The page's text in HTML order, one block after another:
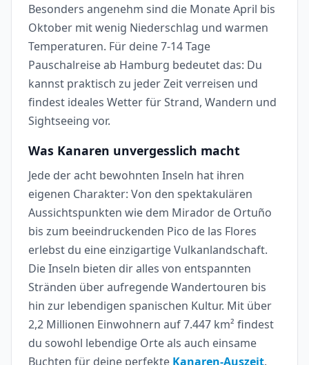
Besonders angenehm sind die Monate April bis
Oktober mit wenig Niederschlag und warmen
Temperaturen. Für deine 7-14 Tage
Pauschalreise ab Hamburg bedeutet das: Du
kannst praktisch zu jeder Zeit verreisen und
findest ideales Wetter für Strand, Wandern und
Sightseeing vor.
Was Kanaren unvergesslich macht
Jede der acht bewohnten Inseln hat ihren
eigenen Charakter: Von den spektakulären
Aussichtspunkten wie dem Mirador de Ortuño
bis zum beeindruckenden Pico de las Flores
erlebst du eine einzigartige Vulkanlandschaft.
Die Inseln bieten dir alles von entspannten
Stränden über aufregende Wandertouren bis
hin zur lebendigen spanischen Kultur. Mit über
2,2 Millionen Einwohnern auf 7.447 km² findest
du sowohl lebendige Orte als auch einsame
Buchten für deine perfekte Kanaren-Auszeit.